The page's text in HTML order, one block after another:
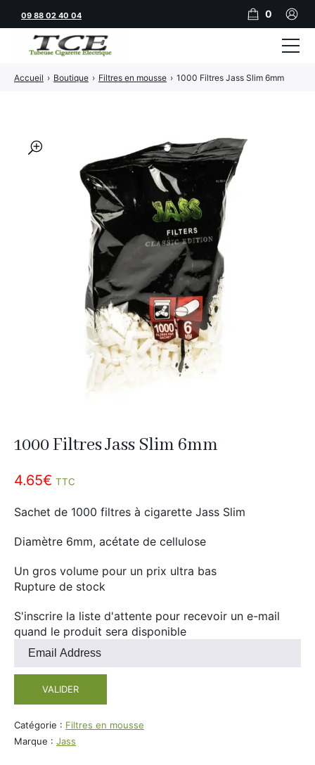
🔍
1000 Filtres Jass Slim 6mm
4.65€ TTC
Sachet de 1000 filtres à cigarette Jass Slim
Diamètre 6mm, acétate de cellulose
Un gros volume pour un prix ultra bas
Rupture de stock
S'inscrire la liste d'attente pour recevoir un e-mail
quand le produit sera disponible
Entrez
adresse
mail
pour
rejoindre
VALIDER
Catégorie : Filtres en mousse
Marque : Jass
Accueil › Boutique › Filtres en mousse › 1000 Filtres Jass Slim 6mm
09 88 02 40 04 0
Tubeuses
Feuilles
Adalya
Al Fakher
Cristal Puff
50ml
100ml
Sucré